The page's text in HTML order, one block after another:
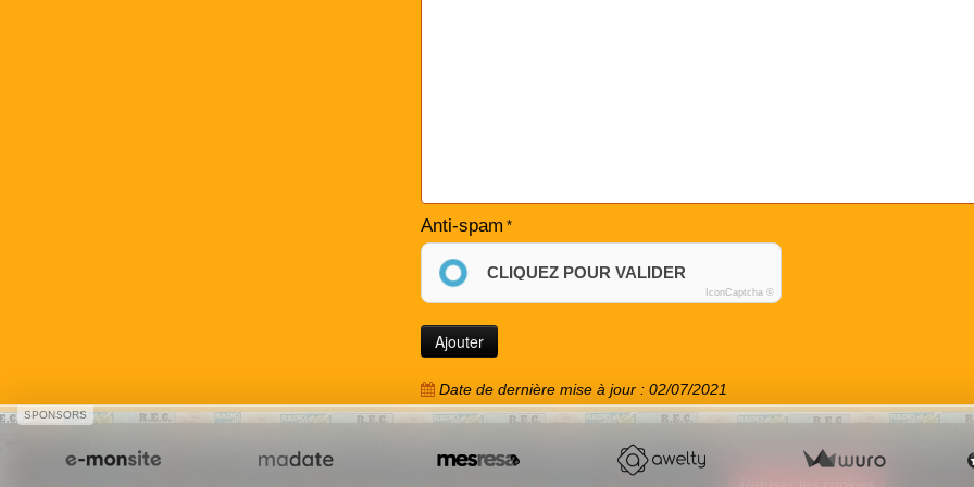
Anti-spam
CLIQUEZ POUR VALIDER
IconCaptcha ©
Date de dernière mise à jour : 02/07/2021
SPONSORS
En cliquant vous acceptez le dépôt de cookies destinés au suivi des visites sur notre site, à l'affichage des boutons de partage